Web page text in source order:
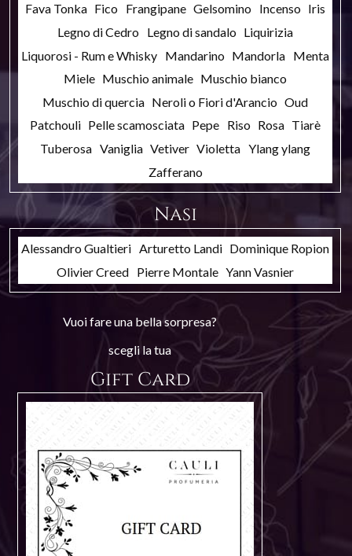
Fava Tonka Fico Frangipane Gelsomino Incenso Iris
Legno di Cedro Legno di sandalo Liquirizia
Liquorosi - Rum e Whisky Mandarino Mandorla Menta
Miele Muschio animale Muschio bianco
Muschio di quercia Neroli o Fiori d'Arancio Oud
Patchouli Pelle scamosciata Pepe Riso Rosa Tiarè
Tuberosa Vaniglia Vetiver Violetta Ylang ylang
Zafferano
Nasi
Alessandro Gualtieri Arturetto Landi Dominique Ropion
Olivier Creed Pierre Montale Yann Vasnier
Vuoi fare una bella sorpresa?
scegli la tua
Gift Card